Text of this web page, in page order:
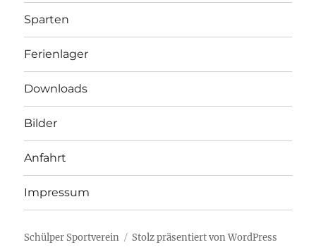
Sparten
Ferienlager
Downloads
Bilder
Anfahrt
Impressum
Schülper Sportverein Stolz präsentiert von WordPress